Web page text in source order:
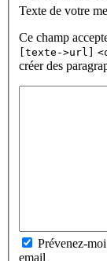
Texte de votre
Ce champ
[texte->url]
créer des
Prévenez-
email